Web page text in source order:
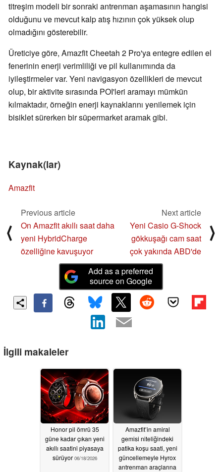
titreşim modeli bir sonraki antrenman aşamasının hangisi
olduğunu ve mevcut kalp atış hızının çok yüksek olup
olmadığını gösterebilir.
Üreticiye göre, Amazfit Cheetah 2 Pro'ya entegre edilen el
fenerinin enerji verimliliği ve pil kullanımında da
iyileştirmeler var. Yeni navigasyon özellikleri de mevcut
olup, bir aktivite sırasında POI'leri aramayı mümkün
kılmaktadır, örneğin enerji kaynaklarını yenilemek için
bisiklet sürerken bir süpermarket aramak gibi.
Kaynak(lar)
Amazfit
⟨
Previous article
On Amazfit akıllı saat daha
yeni HybridCharge
özelliğine kavuşuyor
Next article
Yeni Casio G-Shock
gökkuşağı cam saat
çok yakında ABD'de
⟩
Add as a preferred
source on Google
İlgili makaleler
Honor pil ömrü 35
güne kadar çıkan yeni
akıllı saatini piyasaya
sürüyor 06/18/2026
Amazfit’in amiral
gemisi niteliğindeki
patika koşu saati, yeni
güncellemeyle Hyrox
antrenman araçlarına